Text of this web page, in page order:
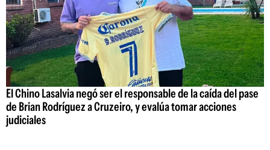
El Chino Lasalvia negó ser el responsable de la caída del pase
de Brian Rodríguez a Cruzeiro, y evalúa tomar acciones
judiciales